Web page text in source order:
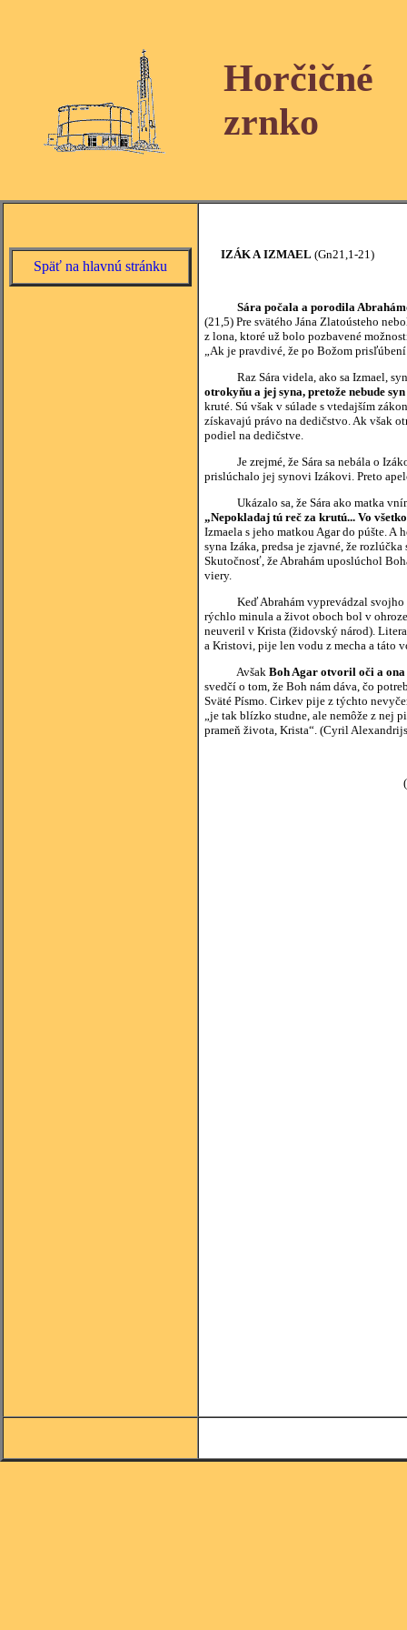
Horčičné
zrnko
Späť na hlavnú stránku
IZÁK A IZMAEL (Gn21,1-21)
Sára počala a porodila
(21,5) Pre svätého Jána Zlatoústeho
z lona, ktoré už bolo pozbavené
„Ak je pravdivé, že po Božom
Raz Sára videla, ako sa Izmael, syn
otrokyňu a jej syna, pretože nebude
kruté. Sú však v súlade s vtedajším
získavajú právo na dedičstvo. Ak však
podiel na dedičstve.
Je zrejmé, že Sára sa nebála o
prislúchalo jej synovi Izákovi. Preto
Ukázalo sa, že Sára ako matka
„Nepokladaj tú reč za krutú... Vo
Izmaela s jeho matkou Agar do púšte.
syna Izáka, predsa je zjavné, že
Skutočnosť, že Abrahám uposlúchol
viery.
Keď Abrahám vyprevádzal svojho
rýchlo minula a život oboch bol v
neuveril v Krista (židovský národ).
a Kristovi, pije len vodu z mecha a táto
Avšak Boh Agar otvoril oči a ona
svedčí o tom, že Boh nám dáva, čo
Sväté Písmo. Cirkev pije z týchto
„je tak blízko studne, ale nemôže z nej
prameň života, Krista“. (Cyril
(zdroj: Komentár k